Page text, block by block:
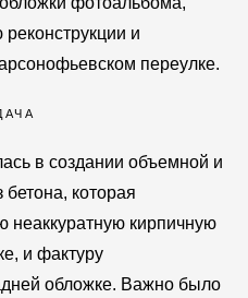
и
переулке.
в создании объемной и
бетона, которая
неаккуратную кирпичную
и фактуру
обложке. Важно было